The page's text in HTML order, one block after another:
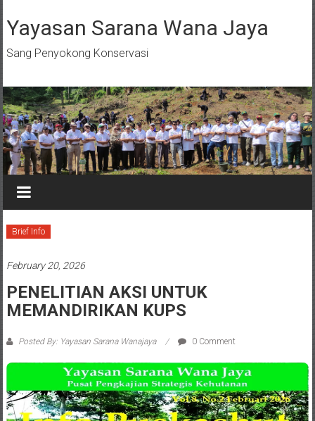
to
content
Yayasan Sarana Wana Jaya
Sang Penyokong Konservasi
Brief Info
February 20, 2026
PENELITIAN AKSI UNTUK
MEMANDIRIKAN KUPS
Posted By: Yayasan Sarana Wanajaya 0 Comment